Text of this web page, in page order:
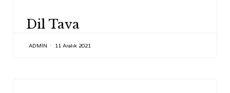
Dil Tava
ADMIN 11 Aralık 2021